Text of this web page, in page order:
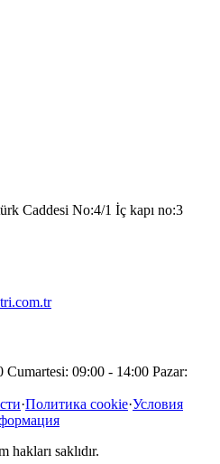
Caddesi No:4/1 İç kapı no:3
Cumartesi: 09:00 - 14:00 Pazar:
·Политика cookie·Условия
saklıdır.